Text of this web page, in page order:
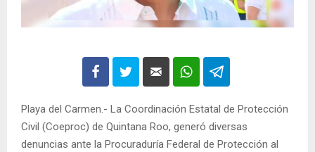
Playa del Carmen.- La Coordinación Estatal de Protección
Civil (Coeproc) de Quintana Roo, generó diversas
denuncias ante la Procuraduría Federal de Protección al